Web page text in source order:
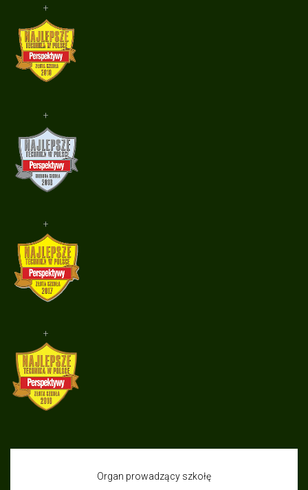
+
+
+
+
Organ prowadzący szkołę